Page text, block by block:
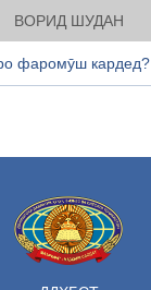
фаромӯш кардед?